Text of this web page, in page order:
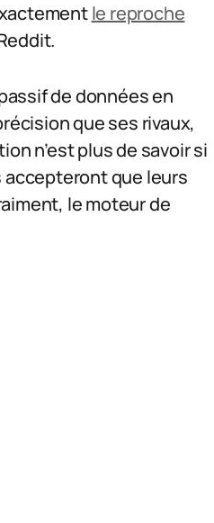
le reproche
de données en
que ses rivaux,
n’est plus de savoir si
accepteront que leurs
le moteur de